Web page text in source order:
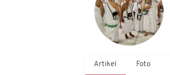
Artikel Foto